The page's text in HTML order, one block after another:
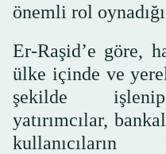
önemli rol
Er-Raşid’e göre,
ülke içinde ve
şekilde
yatırımcılar,